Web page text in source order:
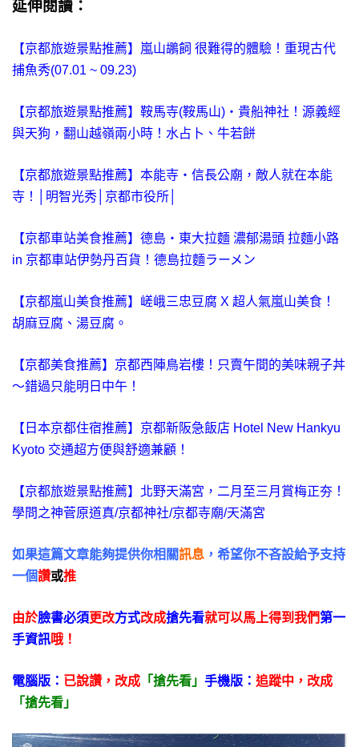
延伸閱讀：
【京都旅遊景點推薦】嵐山鶘飼 很難得的體驗！重現古代
捕魚秀(07.01 ~ 09.23)
【京都旅遊景點推薦】鞍馬寺(鞍馬山)‧貴船神社！源義經
與天狗，翻山越嶺兩小時！水占卜、牛若餅
【京都旅遊景點推薦】本能寺‧信長公廟，敵人就在本能
寺！│明智光秀│京都市役所│
【京都車站美食推薦】德島‧東大拉麵 濃郁湯頭 拉麵小路
in 京都車站伊勢丹百貨！德島拉麵ラーメン
【京都嵐山美食推薦】嵯峨三忠豆腐 X 超人氣嵐山美食！
胡麻豆腐、湯豆腐。
【京都美食推薦】京都西陣鳥岩樓！只賣午間的美味親子丼
～錯過只能明日中午！
【日本京都住宿推薦】京都新阪急飯店 Hotel New Hankyu
Kyoto 交通超方便與舒適兼顧！
【京都旅遊景點推薦】北野天滿宮，二月至三月賞梅正夯！
學問之神菅原道真/京都神社/京都寺廟/天滿宮
如果這篇文章能夠提供你相關訊息 ，希望你不吝設給予支持
一個讚或推
由於臉書必須更改方式改成搶先看就可以馬上得到我們第一
手資訊哦！
電腦版： 已說讚， 改成 「搶先看」 手機版： 追蹤中，改成
「搶先看」